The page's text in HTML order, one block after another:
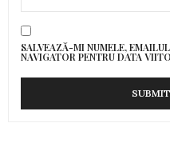
SALVEAZĂ-MI NUMELE,
NAVIGATOR PENTRU DATA